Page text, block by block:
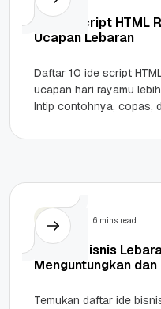
10 Ide Script HTML
Ucapan Lebaran
Daftar 10 ide script
ucapan hari rayamu
Intip contohnya, copas,
Bisnis 6 mins read
10+ Ide Bisnis
Menguntungkan
Temukan daftar ide